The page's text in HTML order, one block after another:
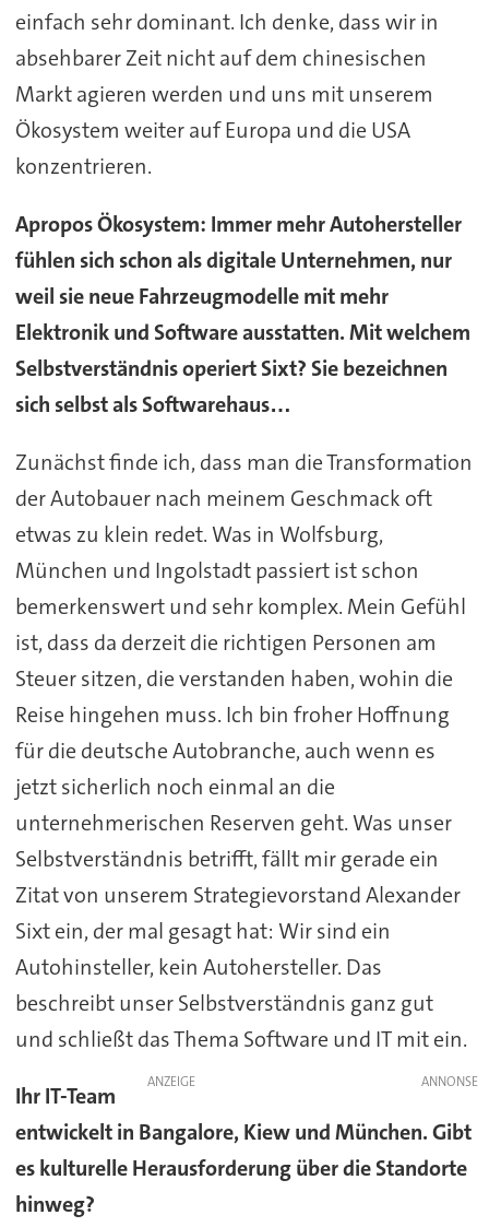
einfach sehr dominant. Ich denke, dass wir in
absehbarer Zeit nicht auf dem chinesischen
Markt agieren werden und uns mit unserem
Ökosystem weiter auf Europa und die USA
konzentrieren.
Apropos Ökosystem: Immer mehr Autohersteller
fühlen sich schon als digitale Unternehmen, nur
weil sie neue Fahrzeugmodelle mit mehr
Elektronik und Software ausstatten. Mit welchem
Selbstverständnis operiert Sixt? Sie bezeichnen
sich selbst als Softwarehaus…
Zunächst finde ich, dass man die Transformation
der Autobauer nach meinem Geschmack oft
etwas zu klein redet. Was in Wolfsburg,
München und Ingolstadt passiert ist schon
bemerkenswert und sehr komplex. Mein Gefühl
ist, dass da derzeit die richtigen Personen am
Steuer sitzen, die verstanden haben, wohin die
Reise hingehen muss. Ich bin froher Hoffnung
für die deutsche Autobranche, auch wenn es
jetzt sicherlich noch einmal an die
unternehmerischen Reserven geht. Was unser
Selbstverständnis betrifft, fällt mir gerade ein
Zitat von unserem Strategievorstand Alexander
Sixt ein, der mal gesagt hat: Wir sind ein
Autohinsteller, kein Autohersteller. Das
beschreibt unser Selbstverständnis ganz gut
und schließt das Thema Software und IT mit ein.
ANZEIGE
Ihr IT-Team
entwickelt in Bangalore, Kiew und München. Gibt
es kulturelle Herausforderung über die Standorte
hinweg?